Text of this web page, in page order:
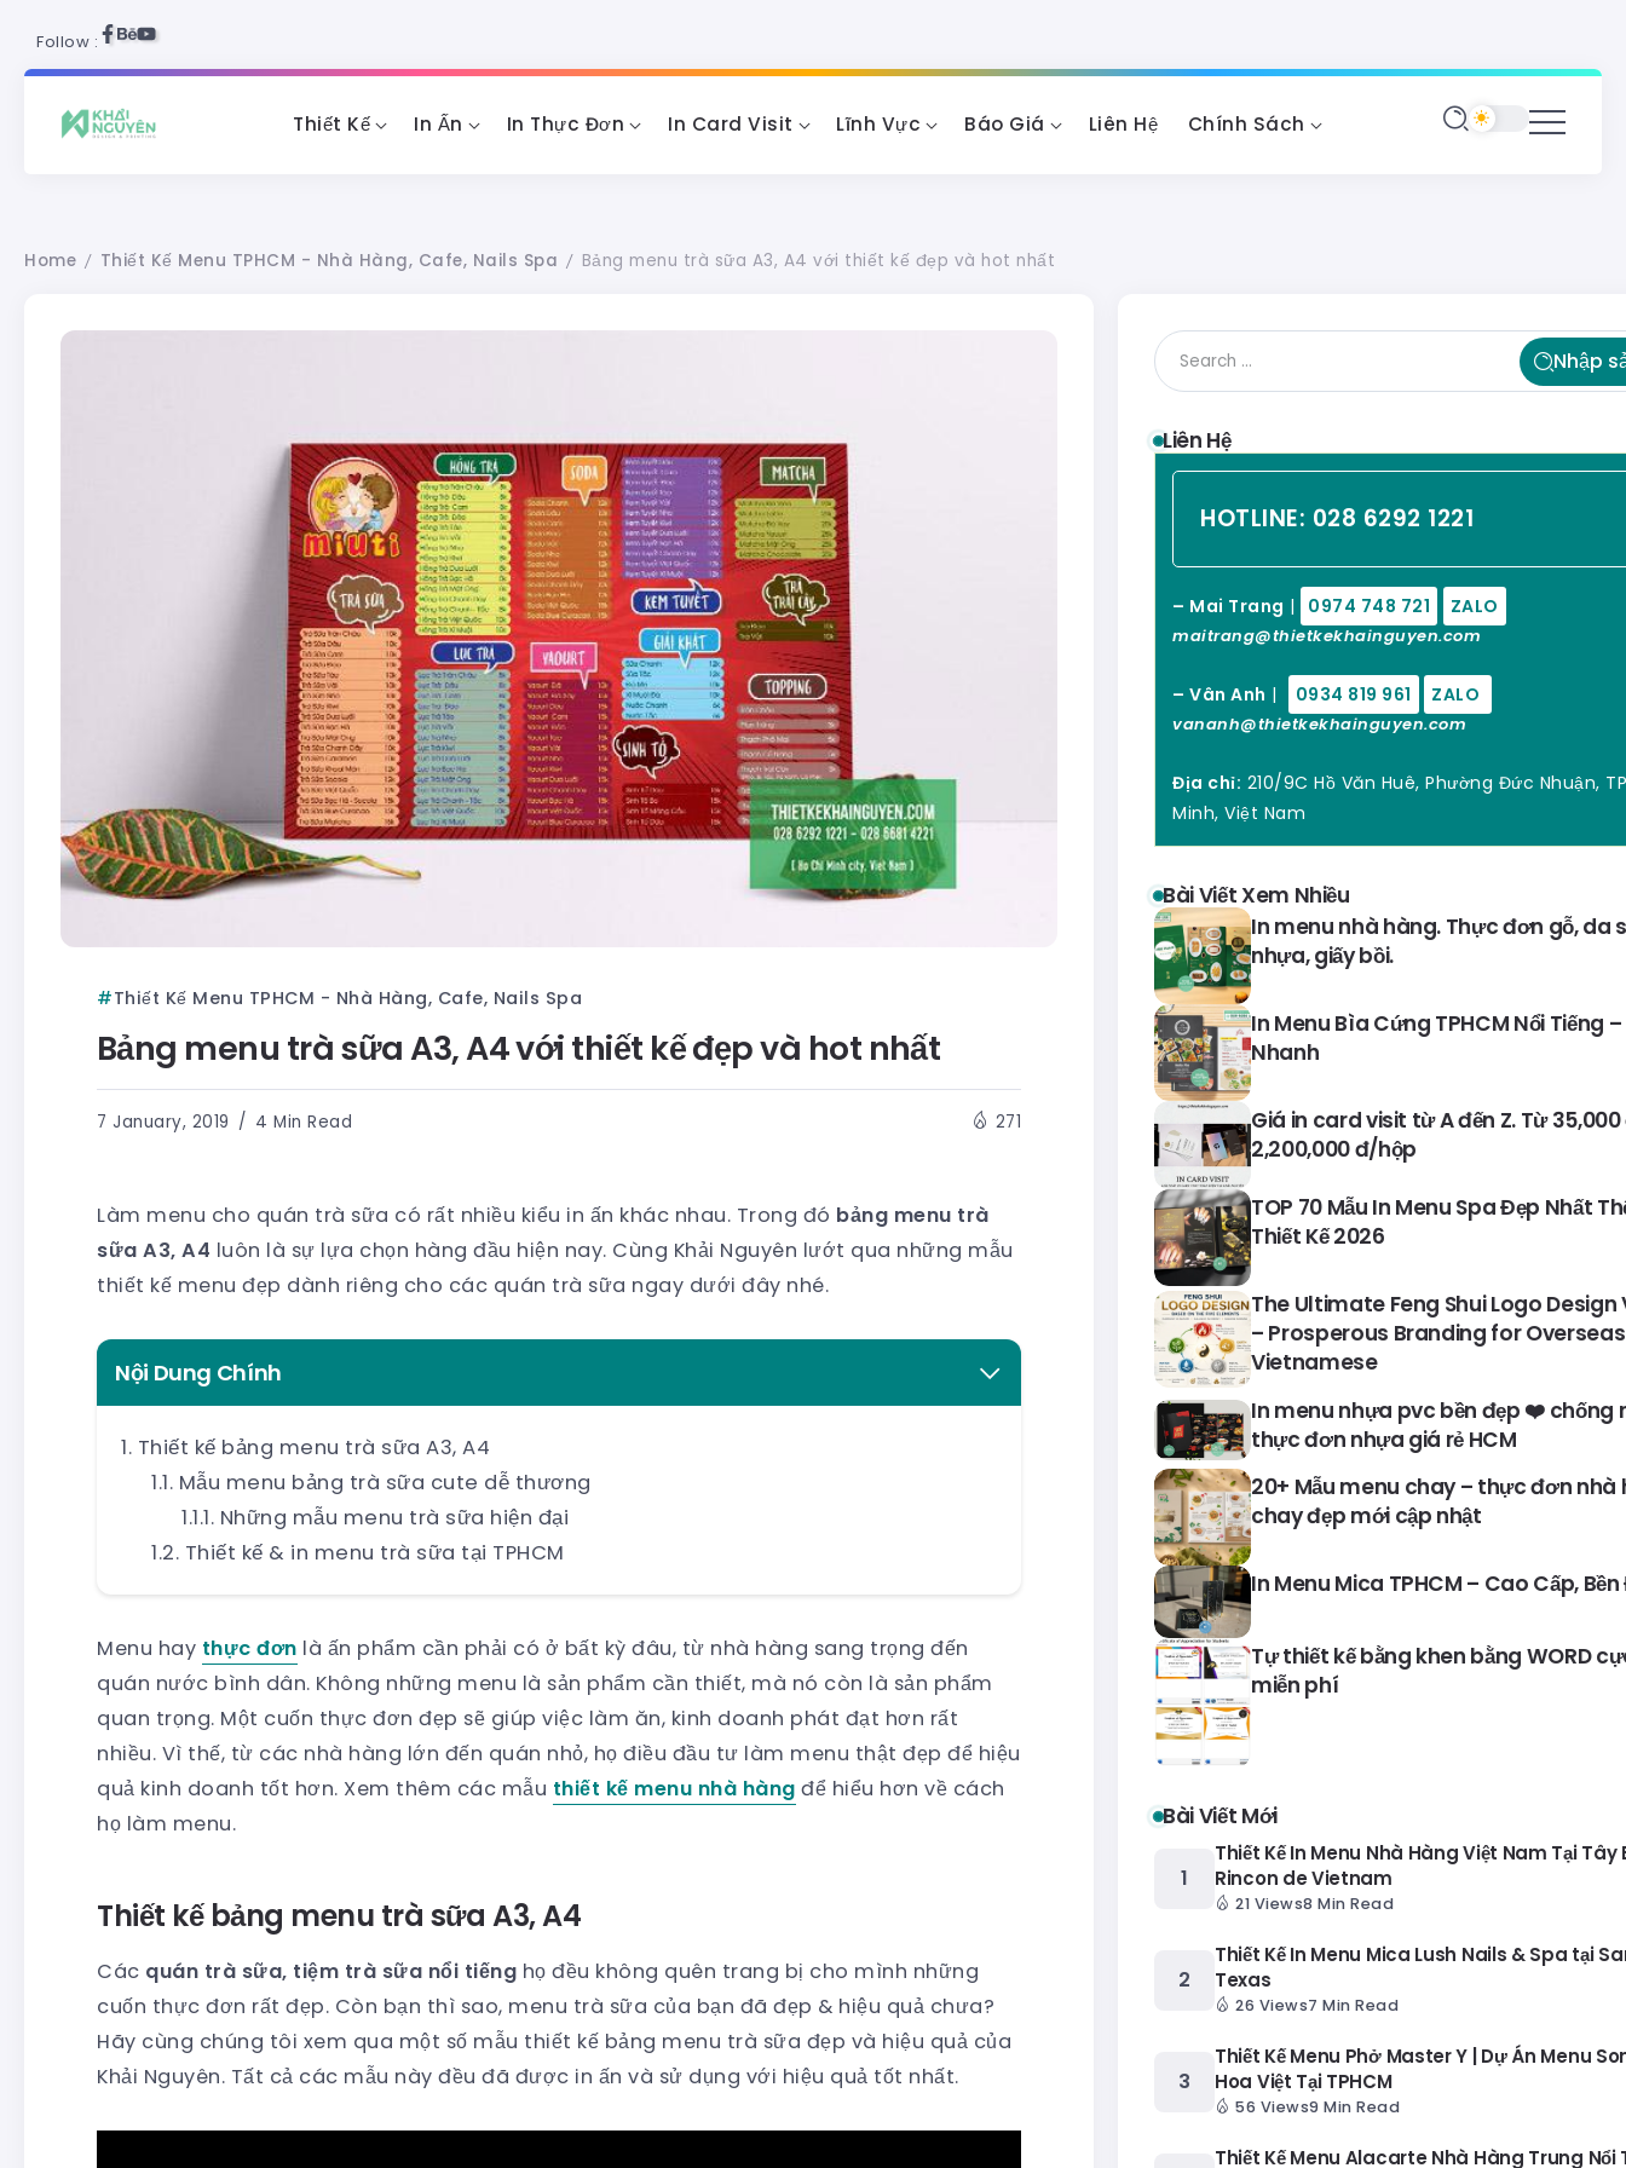
Follow :
Thiết Kế In Ấn In Thực Đơn In Card Visit Lĩnh Vực Báo Giá Liên Hệ Chính Sách
Home / Thiết Kế Menu TPHCM - Nhà Hàng, Cafe, Nails Spa / Bảng menu trà sữa A3, A4 với thiết kế đẹp và hot nhất
Thiết Kế Menu TPHCM - Nhà Hàng, Cafe, Nails Spa
Bảng menu trà sữa A3, A4 với thiết kế đẹp và hot nhất
7 January, 2019 4 Min Read 271
Làm menu cho quán trà sữa có rất nhiều kiểu in ấn khác nhau. Trong đó bảng menu trà
sữa A3, A4 luôn là sự lựa chọn hàng đầu hiện nay. Cùng Khải Nguyên lướt qua những mẫu
thiết kế menu đẹp dành riêng cho các quán trà sữa ngay dưới đây nhé.
Nội Dung Chính
Thiết kế bảng menu trà sữa A3, A4
Mẫu menu bảng trà sữa cute dễ thương
Những mẫu menu trà sữa hiện đại
Thiết kế & in menu trà sữa tại TPHCM
Menu hay thực đơn là ấn phẩm cần phải có ở bất kỳ đâu, từ nhà hàng sang trọng đến
quán nước bình dân. Không những menu là sản phẩm cần thiết, mà nó còn là sản phẩm
quan trọng. Một cuốn thực đơn đẹp sẽ giúp việc làm ăn, kinh doanh phát đạt hơn rất
nhiều. Vì thế, từ các nhà hàng lớn đến quán nhỏ, họ điều đầu tư làm menu thật đẹp để hiệu
quả kinh doanh tốt hơn. Xem thêm các mẫu thiết kế menu nhà hàng để hiểu hơn về cách
họ làm menu.
Thiết kế bảng menu trà sữa A3, A4
Các quán trà sữa, tiệm trà sữa nổi tiếng họ đều không quên trang bị cho mình những
cuốn thực đơn rất đẹp. Còn bạn thì sao, menu trà sữa của bạn đã đẹp & hiệu quả chưa?
Hãy cùng chúng tôi xem qua một số mẫu thiết kế bảng menu trà sữa đẹp và hiệu quả của
Khải Nguyên. Tất cả các mẫu này đều đã được in ấn và sử dụng với hiệu quả tốt nhất.
Nhập
Liên Hệ
HOTLINE: 028 6292 1221
– Mai Trang | 0974 748 721 ZALO
maitrang@thietkekhainguyen.com
– Vân Anh | 0934 819 961 ZALO
vananh@thietkekhainguyen.com
Địa chỉ: 210/9C Hồ Văn Huê, Phường Đức Nhuận,
Minh, Việt Nam
Bài Viết Xem Nhiều
In menu nhà hàng. Thực đơn gỗ, da
nhựa, giấy bồi.
In Menu Bìa Cứng TPHCM Nổi Tiếng
Nhanh
Giá in card visit từ A đến Z. Từ
2,200,000 đ/hộp
TOP 70 Mẫu In Menu Spa Đẹp Nhất
Thiết Kế 2026
The Ultimate Feng Shui Logo
– Prosperous Branding for Overseas
Vietnamese
In menu nhựa pvc bền đẹp ❤️
thực đơn nhựa giá rẻ HCM
20+ Mẫu menu chay – thực đơn nhà
chay đẹp mới cập nhật
In Menu Mica TPHCM – Cao Cấp,
Tự thiết kế bằng khen bằng WORD
miễn phí
Bài Viết Mới
Thiết Kế In Menu Nhà Hàng Việt Nam Tại Tây
Rincon de Vietnam
21 Views8 Min Read
Thiết Kế In Menu Mica Lush Nails & Spa tại
Texas
26 Views7 Min Read
Thiết Kế Menu Phở Master Y | Dự Án Menu
Hoa Việt Tại TPHCM
56 Views9 Min Read
Thiết Kế Menu Alacarte Nhà Hàng Trung Nổi